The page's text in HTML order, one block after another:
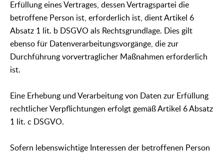
Erfüllung eines Vertrages, dessen Vertragspartei die
betroffene Person ist, erforderlich ist, dient Artikel 6
Absatz 1 lit. b DSGVO als Rechtsgrundlage. Dies gilt
ebenso für Datenverarbeitungsvorgänge, die zur
Durchführung vorvertraglicher Maßnahmen erforderlich
ist.
Eine Erhebung und Verarbeitung von Daten zur Erfüllung
rechtlicher Verpflichtungen erfolgt gemäß Artikel 6 Absatz
1 lit. c DSGVO.
Sofern lebenswichtige Interessen der betroffenen Person